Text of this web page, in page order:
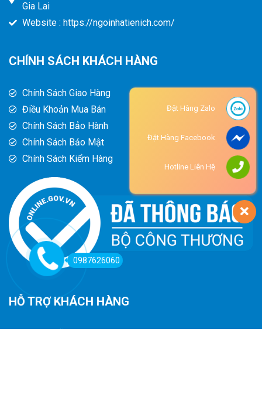
Gia Lai
Website : https://ngoinhatienich.com/
CHÍNH SÁCH KHÁCH HÀNG
Chính Sách Giao Hàng
Điều Khoản Mua Bán
Chính Sách Bảo Hành
Chính Sách Bảo Mật
Chính Sách Kiểm Hàng
HỖ TRỢ KHÁCH HÀNG
0987626060
Đặt Hàng Zalo
Đặt Hàng Facebook
Hotline Liên Hệ